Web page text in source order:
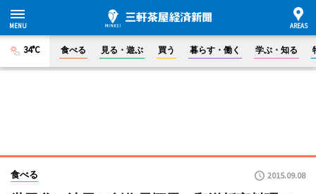
34°C 食べる 見る・遊ぶ 買う 暮らす・働く 学ぶ・知る
食べる 2015.09.08